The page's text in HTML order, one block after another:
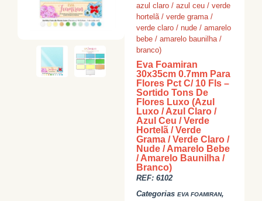
azul claro / azul ceu / verde
hortelã / verde grama /
verde claro / nude / amarelo
bebe / amarelo baunilha /
branco)
Eva Foamiran
30x35cm 0.7mm Para
Flores Pct C/ 10 Fls –
Sortido Tons De
Flores Luxo (Azul
Luxo / Azul Claro /
Azul Ceu / Verde
Hortelã / Verde
Grama / Verde Claro /
Nude / Amarelo Bebe
/ Amarelo Baunilha /
Branco)
REF:6102
Categorias EVA FOAMIRAN,